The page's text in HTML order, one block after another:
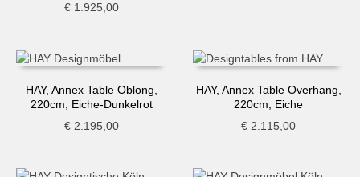
€1.925,00
HAY, Annex Table Oblong,
220cm, Eiche-Dunkelrot
€2.195,00
HAY, Annex Table Overhang,
220cm, Eiche
€ 2.115,00